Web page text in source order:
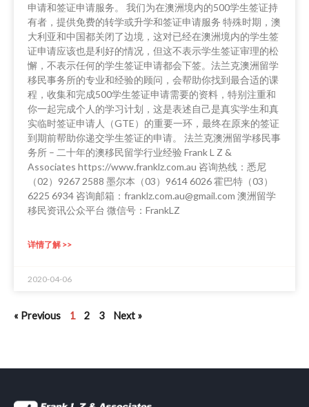
申请和签证申请服务。 我们为在澳洲境内的500学生签证持
有者，提供免费的转学或升学和签证申请服务 特殊时期，澳
大利亚和中国都关闭了边境，这对已经在澳洲境内的学生签
证申请应该也是利好的情况，但这不表示学生签证审理的松
懈，不表示任何的学生签证申请都会下签。法兰克澳洲留学
移民事务所的专业和经验的顾问，会帮助你找到最合适的课
程，收集和完成500学生签证申请需要的资料，特别注重和
你一起完成个人的学习计划，这是表述自己是真实学生和真
实临时签证申请人（GTE）的重要一环，最终在原来的签证
到期前帮助你递交学生签证的申请。 法兰克澳洲留学移民事
务所 – 二十年的澳移民留学行业经验 Frank L Z &
Associates https://www.franklz.com.au 咨询热线：悉尼
（02）9267 2588 墨尔本（03）9614 6026 霍巴特（03）
6225 6934 咨询邮箱：franklz.com.au@gmail.com 澳洲留学
移民资讯公众平台 微信号：FrankLZ
详情了解 >>
2020-04-06
« Previous 1 2 3 Next »